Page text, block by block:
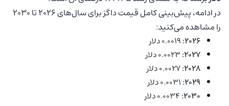
در ادامه، پیش‌بینی کامل قیمت داگز برای سال‌های 2026 تا 2030
را مشاهده می‌کنید:
2026:
2027:
2028:
2029:
2030: